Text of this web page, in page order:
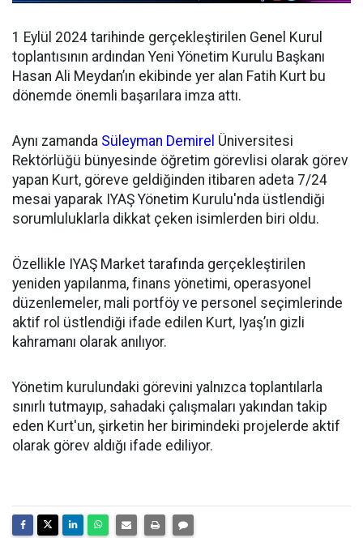
1 Eylül 2024 tarihinde gerçekleştirilen Genel Kurul
toplantısının ardından Yeni Yönetim Kurulu Başkanı
Hasan Ali Meydan’ın ekibinde yer alan Fatih Kurt bu
dönemde önemli başarılara imza attı.
Aynı zamanda Süleyman Demirel Üniversitesi
Rektörlüğü bünyesinde öğretim görevlisi olarak görev
yapan Kurt, göreve geldiğinden itibaren adeta 7/24
mesai yaparak IYAŞ Yönetim Kurulu'nda üstlendiği
sorumluluklarla dikkat çeken isimlerden biri oldu.
Özellikle IYAŞ Market tarafında gerçekleştirilen
yeniden yapılanma, finans yönetimi, operasyonel
düzenlemeler, mali portföy ve personel seçimlerinde
aktif rol üstlendiği ifade edilen Kurt, Iyaş’ın gizli
kahramanı olarak anılıyor.
Yönetim kurulundaki görevini yalnızca toplantılarla
sınırlı tutmayıp, sahadaki çalışmaları yakından takip
eden Kurt'un, şirketin her birimindeki projelerde aktif
olarak görev aldığı ifade ediliyor.